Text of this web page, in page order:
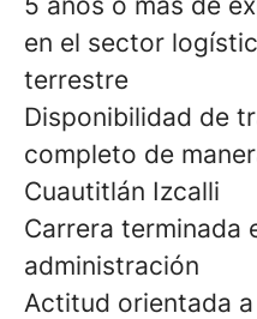
en el sector
terrestre
Disponibilidad de
completo de
Cuautitlán Izcalli
Carrera terminada
administración
Actitud orientada